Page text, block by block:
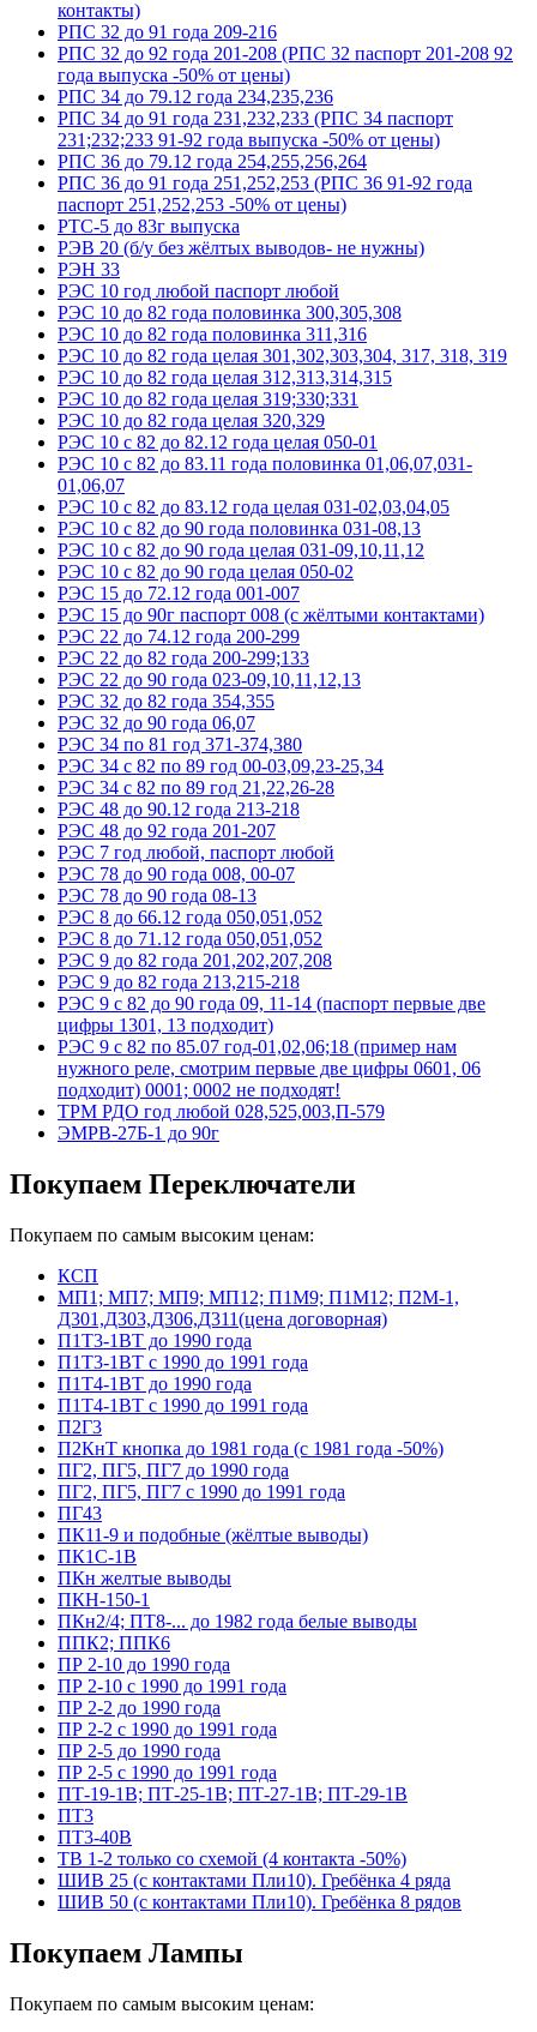
контакты)
РПС 32 до 91 года 209-216
РПС 32 до 92 года 201-208 (РПС 32 паспорт 201-208 92
года выпуска -50% от цены)
РПС 34 до 79.12 года 234,235,236
РПС 34 до 91 года 231,232,233 (РПС 34 паспорт
231;232;233 91-92 года выпуска -50% от цены)
РПС 36 до 79.12 года 254,255,256,264
РПС 36 до 91 года 251,252,253 (РПС 36 91-92 года
паспорт 251,252,253 -50% от цены)
РТС-5 до 83г выпуска
РЭВ 20 (б/у без жёлтых выводов- не нужны)
РЭН 33
РЭС 10 год любой паспорт любой
РЭС 10 до 82 года половинка 300,305,308
РЭС 10 до 82 года половинка 311,316
РЭС 10 до 82 года целая 301,302,303,304, 317, 318, 319
РЭС 10 до 82 года целая 312,313,314,315
РЭС 10 до 82 года целая 319;330;331
РЭС 10 до 82 года целая 320,329
РЭС 10 с 82 до 82.12 года целая 050-01
РЭС 10 с 82 до 83.11 года половинка 01,06,07,031-
01,06,07
РЭС 10 с 82 до 83.12 года целая 031-02,03,04,05
РЭС 10 с 82 до 90 года половинка 031-08,13
РЭС 10 с 82 до 90 года целая 031-09,10,11,12
РЭС 10 с 82 до 90 года целая 050-02
РЭС 15 до 72.12 года 001-007
РЭС 15 до 90г паспорт 008 (с жёлтыми контактами)
РЭС 22 до 74.12 года 200-299
РЭС 22 до 82 года 200-299;133
РЭС 22 до 90 года 023-09,10,11,12,13
РЭС 32 до 82 года 354,355
РЭС 32 до 90 года 06,07
РЭС 34 по 81 год 371-374,380
РЭС 34 с 82 по 89 год 00-03,09,23-25,34
РЭС 34 с 82 по 89 год 21,22,26-28
РЭС 48 до 90.12 года 213-218
РЭС 48 до 92 года 201-207
РЭС 7 год любой, паспорт любой
РЭС 78 до 90 года 008, 00-07
РЭС 78 до 90 года 08-13
РЭС 8 до 66.12 года 050,051,052
РЭС 8 до 71.12 года 050,051,052
РЭС 9 до 82 года 201,202,207,208
РЭС 9 до 82 года 213,215-218
РЭС 9 с 82 до 90 года 09, 11-14 (паспорт первые две
цифры 1301, 13 подходит)
РЭС 9 с 82 по 85.07 год-01,02,06;18 (пример нам
нужного реле, смотрим первые две цифры 0601, 06
подходит) 0001; 0002 не подходят!
ТРМ РДО год любой 028,525,003,П-579
ЭМРВ-27Б-1 до 90г
Покупаем Переключатели
Покупаем по самым высоким ценам:
КСП
МП1; МП7; МП9; МП12; П1М9; П1М12; П2М-1,
Д301,Д303,Д306,Д311(цена договорная)
П1Т3-1ВТ до 1990 года
П1Т3-1ВТ с 1990 до 1991 года
П1Т4-1ВТ до 1990 года
П1Т4-1ВТ с 1990 до 1991 года
П2Г3
П2КнТ кнопка до 1981 года (с 1981 года -50%)
ПГ2, ПГ5, ПГ7 до 1990 года
ПГ2, ПГ5, ПГ7 с 1990 до 1991 года
ПГ43
ПК11-9 и подобные (жёлтые выводы)
ПК1С-1В
ПКн желтые выводы
ПКН-150-1
ПКн2/4; ПТ8-... до 1982 года белые выводы
ППК2; ППК6
ПР 2-10 до 1990 года
ПР 2-10 с 1990 до 1991 года
ПР 2-2 до 1990 года
ПР 2-2 с 1990 до 1991 года
ПР 2-5 до 1990 года
ПР 2-5 с 1990 до 1991 года
ПТ-19-1В; ПТ-25-1В; ПТ-27-1В; ПТ-29-1В
ПТ3
ПТ3-40В
ТВ 1-2 только со схемой (4 контакта -50%)
ШИВ 25 (с контактами Пли10). Гребёнка 4 ряда
ШИВ 50 (с контактами Пли10). Гребёнка 8 рядов
Покупаем Лампы
Покупаем по самым высоким ценам: